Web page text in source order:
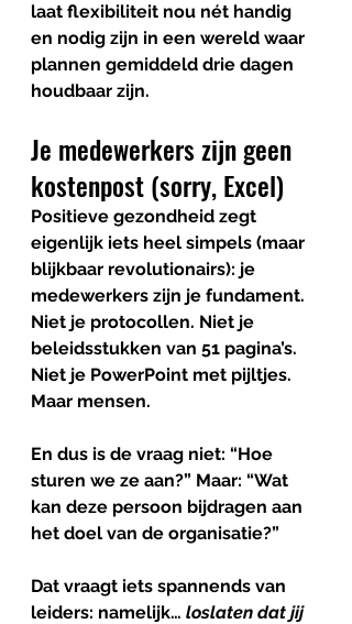
laat flexibiliteit nou nét handig
en nodig zijn in een wereld waar
plannen gemiddeld drie dagen
houdbaar zijn.
Je medewerkers zijn geen
kostenpost (sorry, Excel)
Positieve gezondheid zegt
eigenlijk iets heel simpels (maar
blijkbaar revolutionairs): je
medewerkers zijn je fundament.
Niet je protocollen. Niet je
beleidsstukken van 51 pagina’s.
Niet je PowerPoint met pijltjes.
Maar mensen.
En dus is de vraag niet: “Hoe
sturen we ze aan?” Maar: “Wat
kan deze persoon bijdragen aan
het doel van de organisatie?”
Dat vraagt iets spannends van
leiders: namelijk… loslaten dat jij